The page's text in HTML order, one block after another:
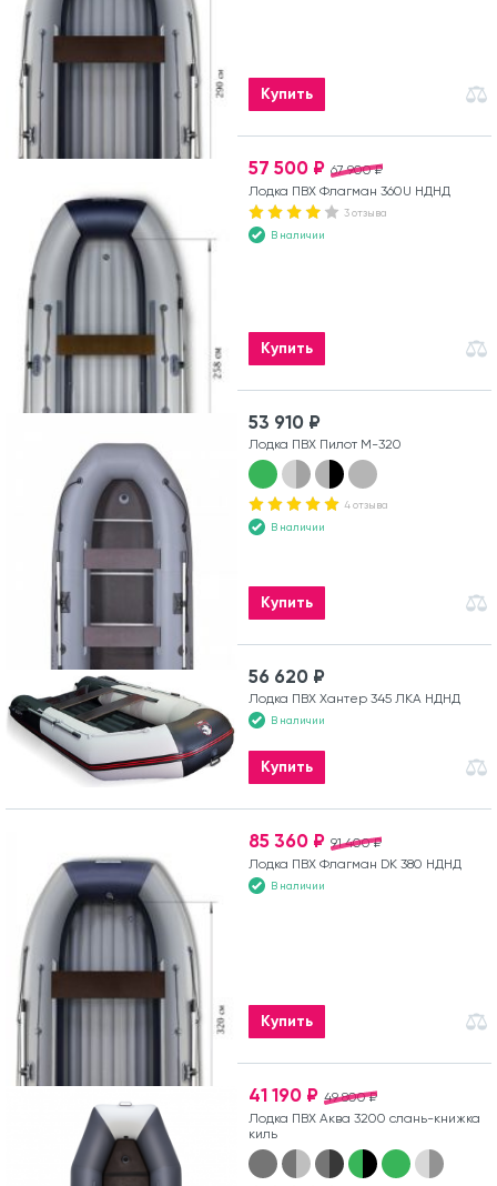
Купить
67 900 ₽
57 500 ₽
Лодка ПВХ Флагман 360U НДНД
3 отзыва
В наличии
Купить
53 910 ₽
Лодка ПВХ Пилот М-320
4 отзыва
В наличии
Купить
56 620 ₽
Лодка ПВХ Хантер 345 ЛКА НДНД
В наличии
Купить
91 400 ₽
85 360 ₽
Лодка ПВХ Флагман DK 380 НДНД
В наличии
Купить
49 800 ₽
41 190 ₽
Лодка ПВХ Аква 3200 слань-книжка
киль